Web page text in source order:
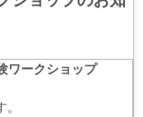
ワークショップ